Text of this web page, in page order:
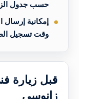
حسب جدول
إمكانية إرسال
وقت تسجيل
قبل زيارة
زانوسي